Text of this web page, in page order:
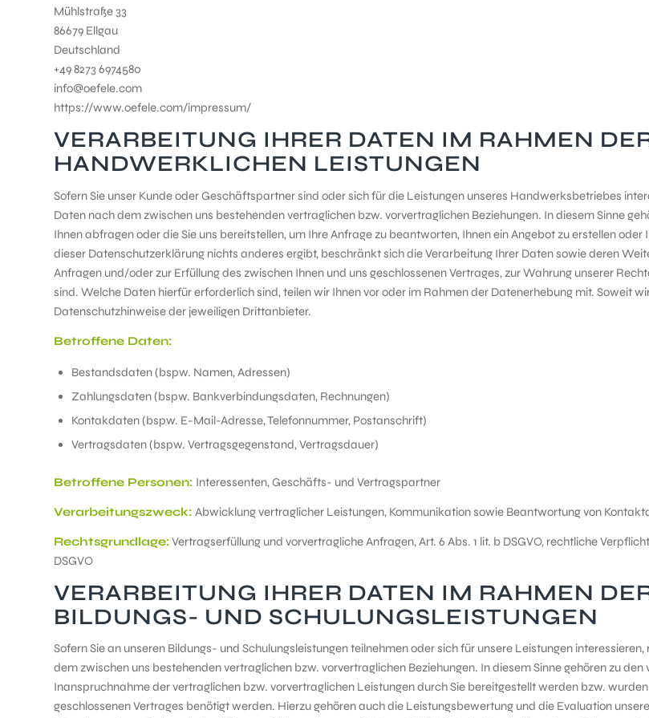
Mühlstraße 33
86679 Ellgau
Deutschland
+49 8273 6974580
info@oefele.com
https://www.oefele.com/impressum/
VERARBEITUNG IHRER DATEN IM RAHMEN
HANDWERKLICHEN LEISTUNGEN
Sofern Sie unser Kunde oder Geschäftspartner sind oder sich für die Leistungen unseres Handwerksbetriebes
Daten nach dem zwischen uns bestehenden vertraglichen bzw. vorvertraglichen Beziehungen. In diesem Sinne
Ihnen abfragen oder die Sie uns bereitstellen, um Ihre Anfrage zu beantworten, Ihnen ein Angebot zu erstellen
dieser Datenschutzerklärung nichts anderes ergibt, beschränkt sich die Verarbeitung Ihrer Daten sowie deren
Anfragen und/oder zur Erfüllung des zwischen Ihnen und uns geschlossenen Vertrages, zur Wahrung unserer
sind. Welche Daten hierfür erforderlich sind, teilen wir Ihnen vor oder im Rahmen der Datenerhebung mit. Soweit
Datenschutzhinweise der jeweiligen Drittanbieter.
Betroffene Daten:
Bestandsdaten (bspw. Namen, Adressen)
Zahlungsdaten (bspw. Bankverbindungsdaten, Rechnungen)
Kontakdaten (bspw. E-Mail-Adresse, Telefonnummer, Postanschrift)
Vertragsdaten (bspw. Vertragsgegenstand, Vertragsdauer)
Betroffene Personen: Interessenten, Geschäfts- und Vertragspartner
Verarbeitungszweck: Abwicklung vertraglicher Leistungen, Kommunikation sowie Beantwortung von
Rechtsgrundlage:Vertragserfüllung und vorvertragliche Anfragen, Art. 6 Abs. 1 lit. b DSGVO, rechtliche
DSGVO
VERARBEITUNG IHRER DATEN IM RAHMEN
BILDUNGS- UND SCHULUNGSLEISTUNGEN
Sofern Sie an unseren Bildungs- und Schulungsleistungen teilnehmen oder sich für unsere Leistungen
dem zwischen uns bestehenden vertraglichen bzw. vorvertraglichen Beziehungen. In diesem Sinne gehören zu
Inanspruchnahme der vertraglichen bzw. vorvertraglichen Leistungen durch Sie bereitgestellt werden bzw.
geschlossenen Vertrages benötigt werden. Hierzu gehören auch die Leistungsbewertung und die Evaluation